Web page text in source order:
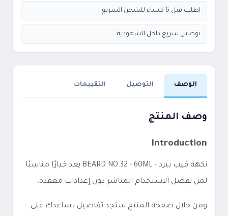
اطلب قبل 6 مساء للشحن السريع
توصيل سريع داخل السعودية
الوصف التوصيل التقييمات
وصف المنتج
Introduction
نكهة فيب بيرد - BEARD NO.32 - 60ML يعد خيارًا مناسبًا
لمن يفضل الاستخدام المباشر دون إعدادات معقدة.
ومن خلال صفحة المنتج ستجد تفاصيل تساعدك على